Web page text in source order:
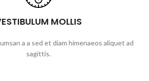
MOLLIS
a a sed et diam himenaeos aliquet ad
sagittis.